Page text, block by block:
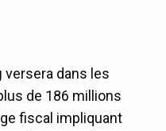
versera dans les
de 186 millions
fiscal impliquant